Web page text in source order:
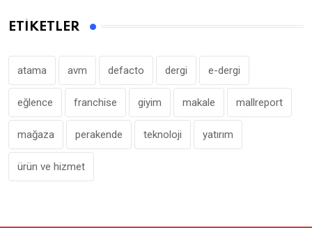
ETIKETLER
atama avm defacto dergi e-dergi
eğlence franchise giyim makale mallreport
mağaza perakende teknoloji yatırım
ürün ve hizmet